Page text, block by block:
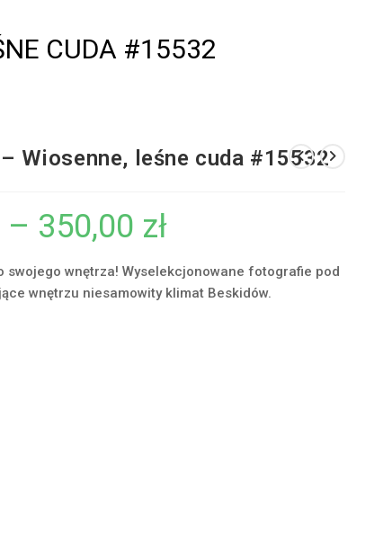
CUDA #15532
Wiosenne, leśne cuda #15532
– 350,00 złcen:
do
350,00 zł
swojego wnętrza! Wyselekcjonowane fotografie pod
wnętrzu niesamowity klimat Beskidów.